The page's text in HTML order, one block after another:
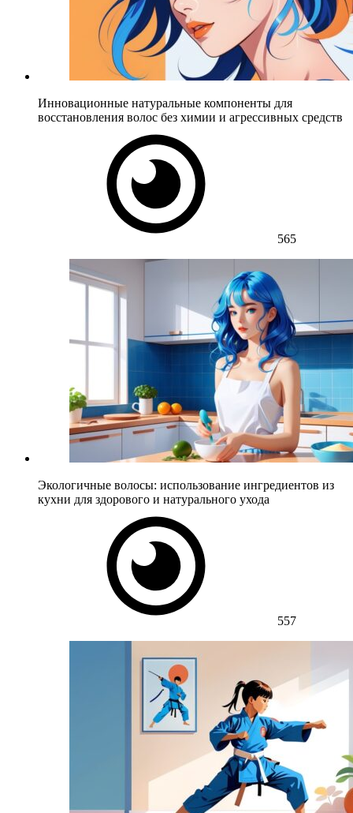
Инновационные натуральные компоненты для
восстановления волос без химии и агрессивных средств
565
Экологичные волосы: использование ингредиентов из
кухни для здорового и натурального ухода
557